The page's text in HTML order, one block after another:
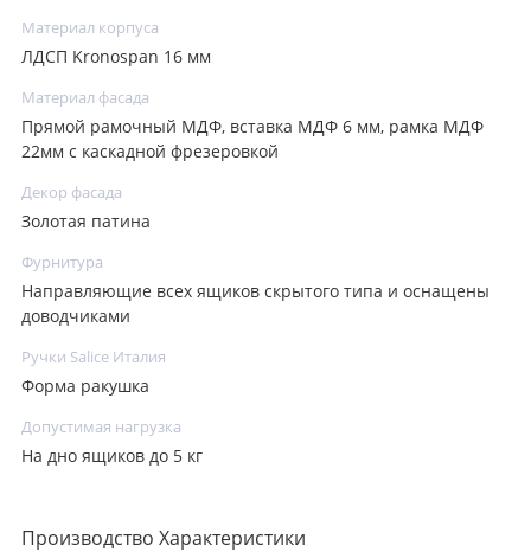
Материал корпуса
ЛДСП Kronospan 16 мм
Материал фасада
Прямой рамочный МДФ, вставка МДФ 6 мм, рамка МДФ
22мм с каскадной фрезеровкой
Декор фасада
Золотая патина
Фурнитура
Направляющие всех ящиков скрытого типа и оснащены
доводчиками
Ручки Salice Италия
Форма ракушка
Допустимая нагрузка
На дно ящиков до 5 кг
Производство Характеристики